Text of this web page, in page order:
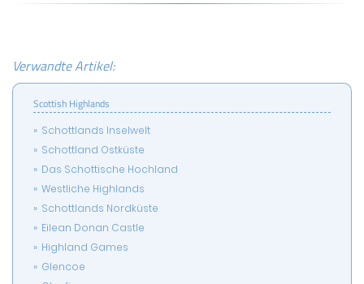
Verwandte Artikel:
Scottish Highlands
Schottlands Inselwelt
Schottland Ostküste
Das Schottische Hochland
Westliche Highlands
Schottlands Nordküste
Eilean Donan Castle
Highland Games
Glencoe